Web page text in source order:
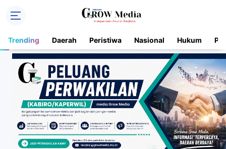
Trending Daerah Peristiwa Nasional Hukum